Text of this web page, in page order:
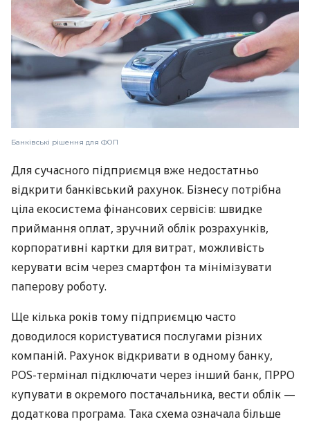
Банківські рішення для ФОП
Для сучасного підприємця вже недостатньо
відкрити банківський рахунок. Бізнесу потрібна
ціла екосистема фінансових сервісів: швидке
приймання оплат, зручний облік розрахунків,
корпоративні картки для витрат, можливість
керувати всім через смартфон та мінімізувати
паперову роботу.
Ще кілька років тому підприємцю часто
доводилося користуватися послугами різних
компаній. Рахунок відкривати в одному банку,
POS-термінал підключати через інший банк, ПРРО
купувати в окремого постачальника, вести облік —
додаткова програма. Така схема означала більше